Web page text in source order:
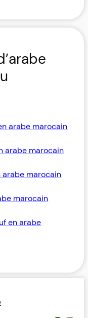
arabe marocain
arabe marocain
marocain
marocain
en arabe